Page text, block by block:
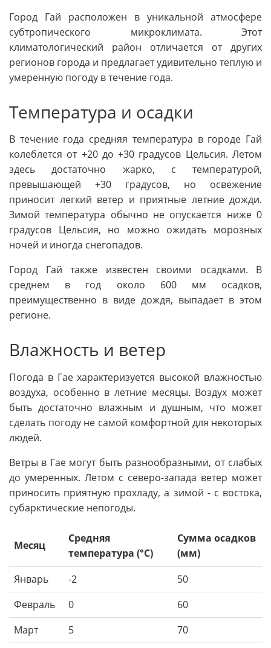
Город Гай расположен в уникальной атмосфере
субтропического микроклимата. Этот
климатологический район отличается от других
регионов города и предлагает удивительно теплую и
умеренную погоду в течение года.
Температура и осадки
В течение года средняя температура в городе Гай
колеблется от +20 до +30 градусов Цельсия. Летом
здесь достаточно жарко, с температурой,
превышающей +30 градусов, но освежение
приносит легкий ветер и приятные летние дожди.
Зимой температура обычно не опускается ниже 0
градусов Цельсия, но можно ожидать морозных
ночей и иногда снегопадов.
Город Гай также известен своими осадками. В
среднем в год около 600 мм осадков,
преимущественно в виде дождя, выпадает в этом
регионе.
Влажность и ветер
Погода в Гае характеризуется высокой влажностью
воздуха, особенно в летние месяцы. Воздух может
быть достаточно влажным и душным, что может
сделать погоду не самой комфортной для некоторых
людей.
Ветры в Гае могут быть разнообразными, от слабых
до умеренных. Летом с северо-запада ветер может
приносить приятную прохладу, а зимой - с востока,
субарктические непогоды.
Месяц
Средняя
температура (°C)
Сумма осадков
(мм)
Январь
-2
50
Февраль
0
60
Март
5
70